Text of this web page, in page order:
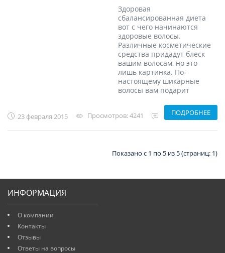
Здоровая
сбалансированная диета
вот с чего начинаются
здоровые волосы.
Различные косметические
средства придадут блеск
вашим волосам, но это
лишь картинка. По-
настоящему шикарные
волосы вам подарит
23 февраля 2015 Просмотров:4241 Отзывов:0
ПОДРОБНЕЕ
Показано с 1 по 5 из 5 (страниц: 1)
ИНФОРМАЦИЯ
О компании
Контакты
Отзывы
Ответы на вопросы